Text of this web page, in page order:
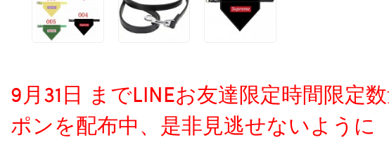
9月31日 までLINEお友達限定時間限定
ポンを配布中、是非見逃せないように